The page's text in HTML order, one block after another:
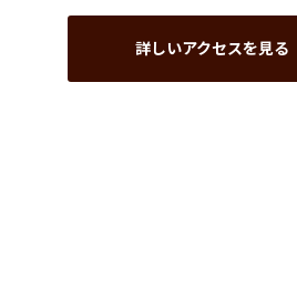
詳しいアクセスを見る